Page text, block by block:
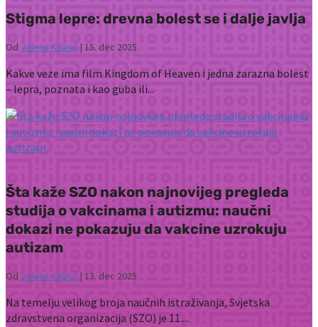
Stigma lepre: drevna bolest se i dalje javlja
Od Jelena Kalinić | 15. dec 2025.
Kakve veze ima film Kingdom of Heaven i jedna zarazna bolest
– lepra, poznata i kao guba ili...
Šta kaže SZO nakon najnovijeg pregleda
studija o vakcinama i autizmu: naučni
dokazi ne pokazuju da vakcine uzrokuju
autizam
Od Jelena Kalinić | 13. dec 2025.
Na temelju velikog broja naučnih istraživanja, Svjetska
zdravstvena organizacija (SZO) je 11....